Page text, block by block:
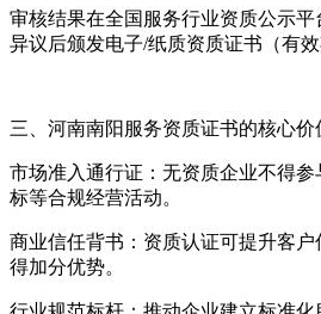
审核结果在全国服务行业资质公示平
异议后颁发电子/纸质资质证书（有
三、河南南阳服务资质证书的核心价
市场准入通行证：无资质企业不得
标等合规经营活动。
商业信任背书：资质认证可提升客
得加分优势。